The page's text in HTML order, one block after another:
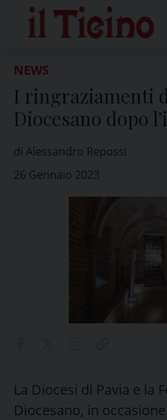
content
NEWS
I ringraziamenti
Diocesano dopo
di Alessandro Repossi
26 Gennaio 2023
La Diocesi di Pavia e la
Diocesano, in